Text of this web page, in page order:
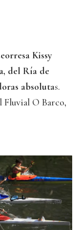
Kissy
del Ría de
absolutas.
Fluvial O Barco,